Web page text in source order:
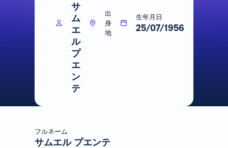
サ
ム
エ
ル
プ
エ
ン
テ
出
身
地
生年月日
25/07/1956
フルネーム
サムエル プエンテ